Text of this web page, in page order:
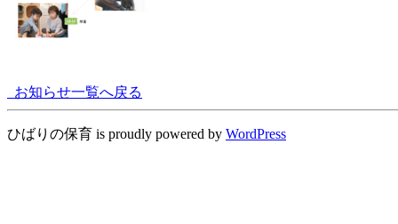
お知らせ一覧へ戻る
ひばりの保育 is proudly powered by WordPress